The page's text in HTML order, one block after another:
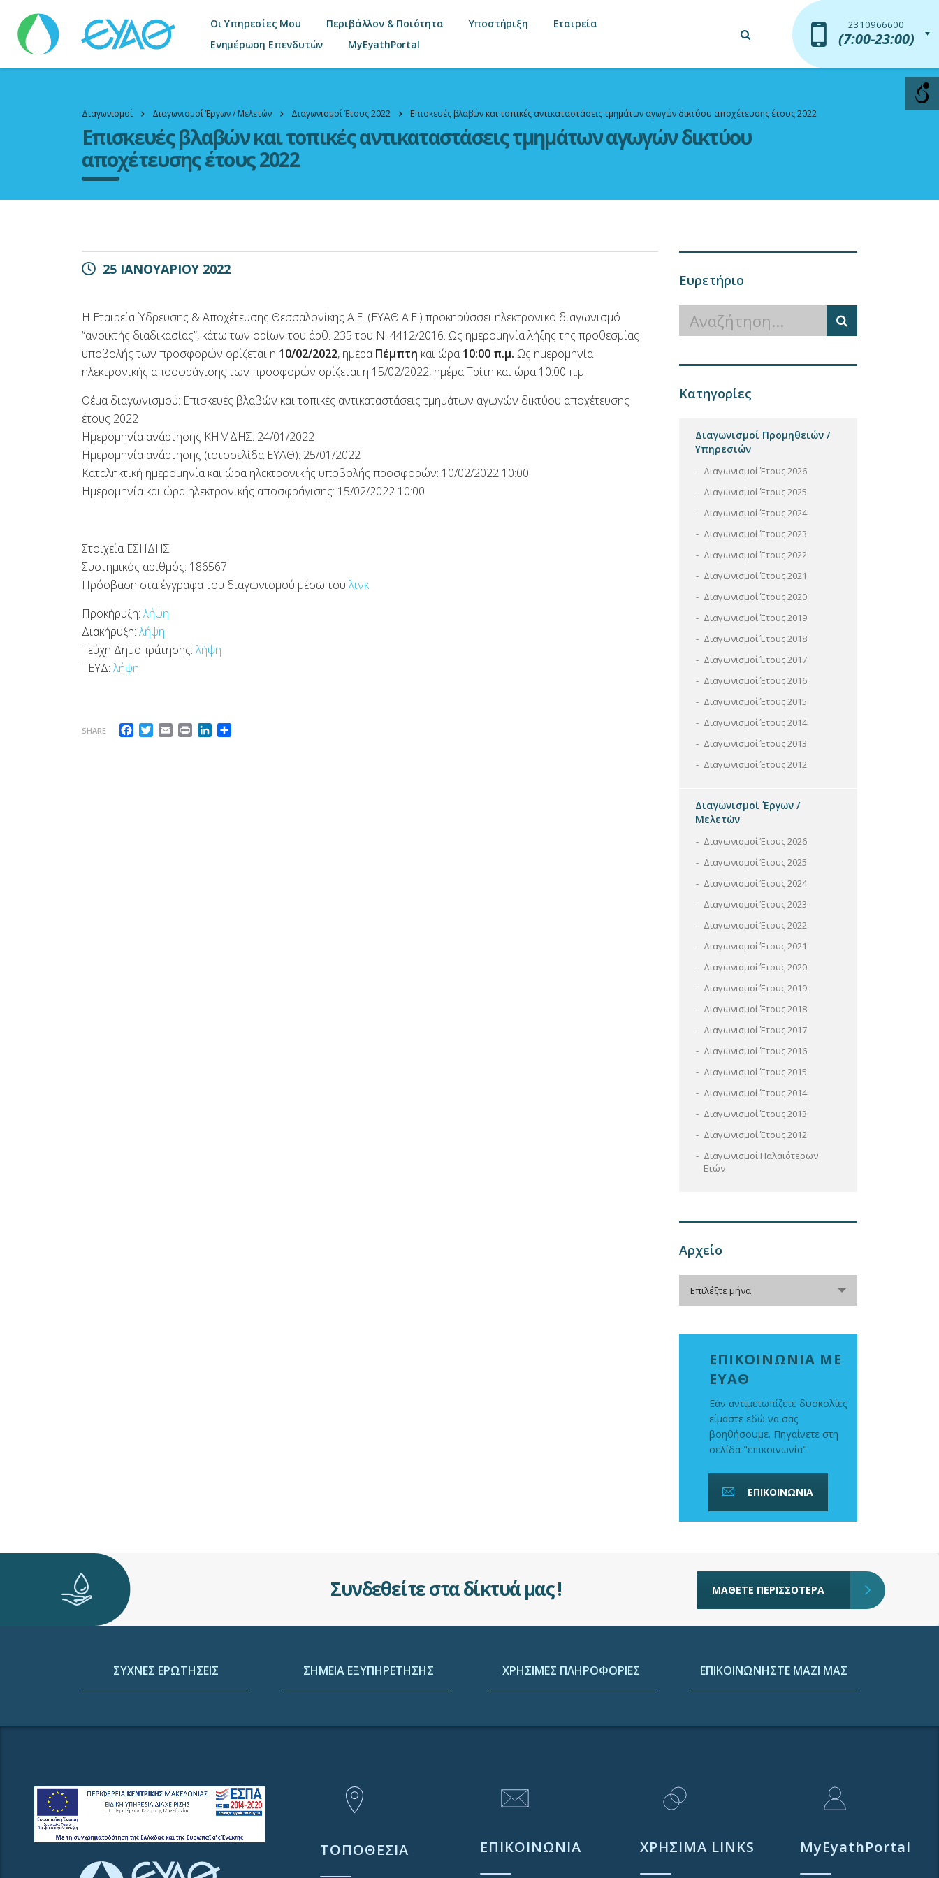
Οι Υπηρεσίες Μου Περιβάλλον & Ποιότητα Υποστήριξη
Εταιρεία
Ενημέρωση Επενδυτών
MyEyathPortal
2310966600
(7:00-23:00)
2310966600
(7:00-23:00)
Διαγωνισμοί Διαγωνισμοί Έργων / Μελετών Διαγωνισμοί Έτους 2022 Επισκευές βλαβών και τοπικές αντικαταστάσεις τμημάτων αγωγών δικτύου αποχέτευσης έτους 2022
Επισκευές βλαβών και τοπικές αντικαταστάσεις τμημάτων αγωγών δικτύου
αποχέτευσης έτους 2022
25 ΙΑΝΟΥΑΡΙΟΥ 2022
Η Εταιρεία Ύδρευσης & Αποχέτευσης Θεσσαλονίκης Α.Ε. (ΕΥΑΘ Α.Ε.) προκηρύσσει ηλεκτρονικό διαγωνισμό
“ανοικτής διαδικασίας”, κάτω των ορίων του άρθ. 235 του Ν. 4412/2016. Ως ημερομηνία λήξης της προθεσμίας
υποβολής των προσφορών ορίζεται η 10/02/2022, ημέραΠέμπτη και ώρα10:00 π.μ. Ως ημερομηνία
ηλεκτρονικής αποσφράγισης των προσφορών ορίζεται η 15/02/2022, ημέρα Τρίτη και ώρα 10:00 π.μ.
Θέμα διαγωνισμού: Επισκευές βλαβών και τοπικές αντικαταστάσεις τμημάτων αγωγών δικτύου αποχέτευσης
έτους 2022
Ημερομηνία ανάρτησης ΚΗΜΔΗΣ: 24/01/2022
Ημερομηνία ανάρτησης (ιστοσελίδα ΕΥΑΘ): 25/01/2022
Καταληκτική ημερομηνία και ώρα ηλεκτρονικής υποβολής προσφορών: 10/02/2022 10:00
Ημερομηνία και ώρα ηλεκτρονικής αποσφράγισης: 15/02/2022 10:00
Στοιχεία ΕΣΗΔΗΣ
Συστημικός αριθμός: 186567
Πρόσβαση στα έγγραφα του διαγωνισμού μέσω του λινκ
Προκήρυξη: λήψη
Διακήρυξη: λήψη
Τεύχη Δημοπράτησης: λήψη
ΤΕΥΔ: λήψη
SHARE Facebook
Twitter
EmailPrintLinkedIn
Ευρετήριο
Κατηγορίες
Διαγωνισμοί Προμηθειών /
Υπηρεσιών
Διαγωνισμοί Έτους 2026
Διαγωνισμοί Έτους 2025
Διαγωνισμοί Έτους 2024
Διαγωνισμοί Έτους 2023
Διαγωνισμοί Έτους 2022
Διαγωνισμοί Έτους 2021
Διαγωνισμοί Έτους 2020
Διαγωνισμοί Έτους 2019
Διαγωνισμοί Έτους 2018
Διαγωνισμοί Έτους 2017
Διαγωνισμοί Έτους 2016
Διαγωνισμοί Έτους 2015
Διαγωνισμοί Έτους 2014
Διαγωνισμοί Έτους 2013
Διαγωνισμοί Έτους 2012
Διαγωνισμοί Έργων /
Μελετών
Διαγωνισμοί Έτους 2026
Διαγωνισμοί Έτους 2025
Διαγωνισμοί Έτους 2024
Διαγωνισμοί Έτους 2023
Διαγωνισμοί Έτους 2022
Διαγωνισμοί Έτους 2021
Διαγωνισμοί Έτους 2020
Διαγωνισμοί Έτους 2019
Διαγωνισμοί Έτους 2018
Διαγωνισμοί Έτους 2017
Διαγωνισμοί Έτους 2016
Διαγωνισμοί Έτους 2015
Διαγωνισμοί Έτους 2014
Διαγωνισμοί Έτους 2013
Διαγωνισμοί Έτους 2012
Διαγωνισμοί Παλαιότερων
Ετών
Αρχείο
Επιλέξτε μήνα
ΕΠΙΚΟΙΝΩΝΙΑ ΜΕ
ΕΥΑΘ
Εάν αντιμετωπίζετε δυσκολίες
είμαστε εδώ να σας
βοηθήσουμε. Πηγαίνετε στη
σελίδα "επικοινωνία".
ΕΠΙΚΟΙΝΩΝΙΑ
Συνδεθείτε στα δίκτυά μας ! ΜΑΘΕΤΕ ΠΕΡΙΣΣΟΤΕΡΑ
ΣΥΧΝΕΣ ΕΡΩΤΗΣΕΙΣ ΣΗΜΕΙΑ ΕΞΥΠΗΡΕΤΗΣΗΣ ΧΡΗΣΙΜΕΣ ΠΛΗΡΟΦΟΡΙΕΣ ΕΠΙΚΟΙΝΩΝΗΣΤΕ ΜΑΖΙ ΜΑΣ
ΤΟΠΟΘΕΣΙΑ ΕΠΙΚΟΙΝΩΝΙΑ ΧΡΗΣΙΜΑ LINKS MyEyathPortal